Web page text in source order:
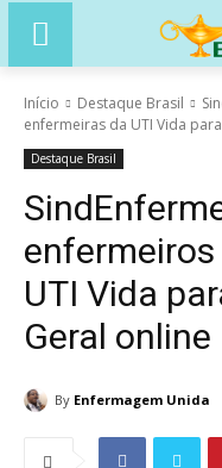
Início Destaque Brasil
enfermeiras da UTI Vida
Destaque Brasil
UTI Vida
Geral online
By Enfermagem Unida